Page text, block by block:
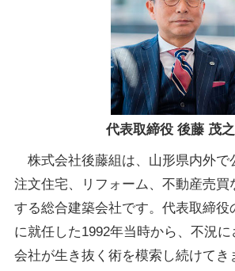
代表取締役 後藤 茂
株式会社後藤組は、山形県内外で
注文住宅、リフォーム、不動産売買
する総合建築会社です。代表取締役
に就任した1992年当時から、不況
会社が生き抜く術を模索し続けてき